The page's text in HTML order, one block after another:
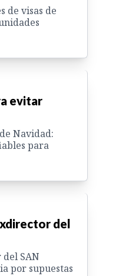
de visas de
evitar
Navidad:
para
del
SAN
por supuestas